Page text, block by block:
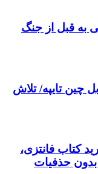
قیمت بازار؛
تهیه کنیم؟
جوشکاری، کیفیت
بخریم؟ راهنمای